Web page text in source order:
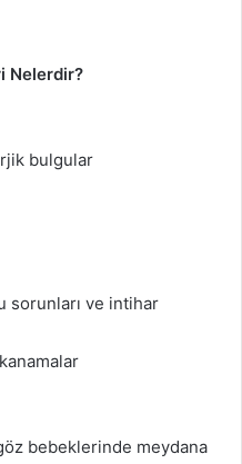
Nelerdir?
bulgular
sorunları ve intihar
bebeklerinde meydana